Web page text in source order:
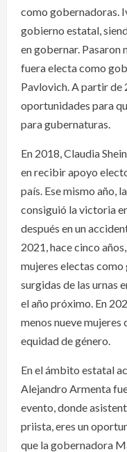
como gobernadoras.
gobierno estatal,
en gobernar. Pasaron
fuera electa como
Pavlovich. A partir de
oportunidades para
para gubernaturas.
En 2018, Claudia
en recibir apoyo
país. Ese mismo año,
consiguió la victoria
después en un
2021, hace cinco
mujeres electas como
surgidas de las urnas
el año próximo. En
menos nueve mujeres
equidad de género.
En el ámbito estatal
Alejandro Armenta
evento, donde
priista, eres un
que la gobernadora